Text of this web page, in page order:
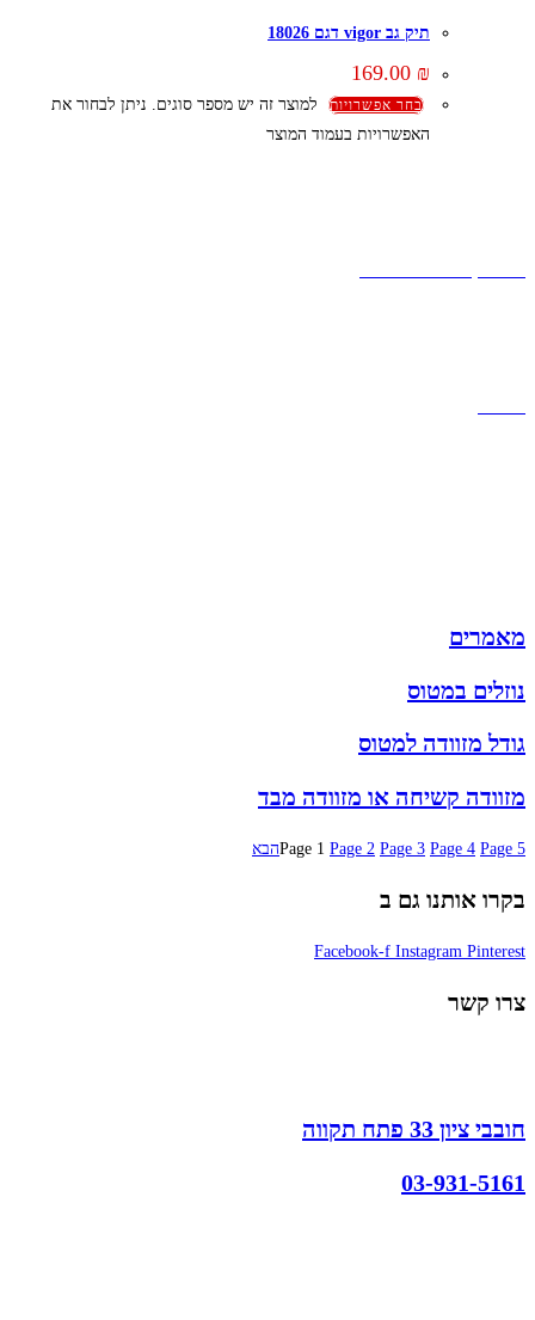
תיק גב vigor דגם 18026
169.00 ₪
בחר אפשרויות
למוצר זה יש מספר סוגים. ניתן לבחור את
האפשרויות בעמוד המוצר
מאמרים
נוזלים במטוס
גודל מזוודה למטוס
מזוודה קשיחה או מזוודה מבד
Page 1 Page 2 Page 3 Page 4 Page 5 הבא
בקרו אותנו גם ב
Facebook-f Instagram Pinterest
צרו קשר
חובבי ציון 33 פתח תקווה
03-931-5161